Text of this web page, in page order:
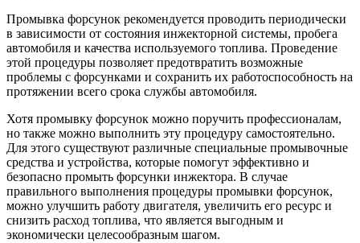
Промывка форсунок рекомендуется проводить периодически
в зависимости от состояния инжекторной системы, пробега
автомобиля и качества используемого топлива. Проведение
этой процедуры позволяет предотвратить возможные
проблемы с форсунками и сохранить их работоспособность на
протяжении всего срока службы автомобиля.
Хотя промывку форсунок можно поручить профессионалам,
но также можно выполнить эту процедуру самостоятельно.
Для этого существуют различные специальные промывочные
средства и устройства, которые помогут эффективно и
безопасно промыть форсунки инжектора. В случае
правильного выполнения процедуры промывки форсунок,
можно улучшить работу двигателя, увеличить его ресурс и
снизить расход топлива, что является выгодным и
экономически целесообразным шагом.